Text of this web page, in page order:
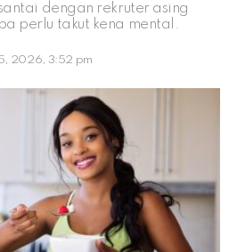
dengan rekruter asing
perlu takut kena mental.
2026, 3:52 pm